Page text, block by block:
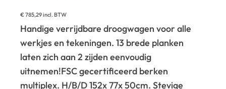
€785,29incl. BTW
Handige verrijdbare droogwagen voor alle
werkjes en tekeningen. 13 brede planken
laten zich aan 2 zijden eenvoudig
uitnemen!FSC gecertificeerd berken
multiplex. H/B/D 152x 77x 50cm. Stevige